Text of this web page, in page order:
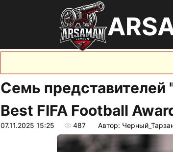
Семь представителей
Best FIFA Football
07.11.2025 15:25 487 Автор: